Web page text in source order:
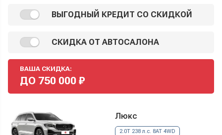
ВЫГОДНЫЙ КРЕДИТ СО СКИДКОЙ
СКИДКА ОТ АВТОСАЛОНА
ВАША СКИДКА:
ДО 750 000 ₽
Люкс
2.0T 238 л.с. 8AT 4WD